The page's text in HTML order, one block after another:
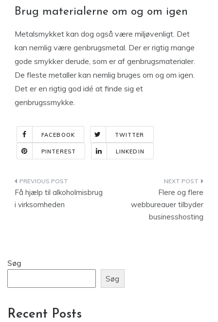
Brug materialerne om og om igen
Metalsmykket kan dog også være miljøvenligt. Det
kan nemlig være genbrugsmetal. Der er rigtig mange
gode smykker derude, som er af genbrugsmaterialer.
De fleste metaller kan nemlig bruges om og om igen.
Det er en rigtig god idé at finde sig et
genbrugssmykke.
FACEBOOK TWITTER
PINTEREST LINKEDIN
Indlægsnavigation
Få hjælp til alkoholmisbrug
i virksomheden
Flere og flere
webbureauer tilbyder
businesshosting
Søg
Søg
Recent Posts